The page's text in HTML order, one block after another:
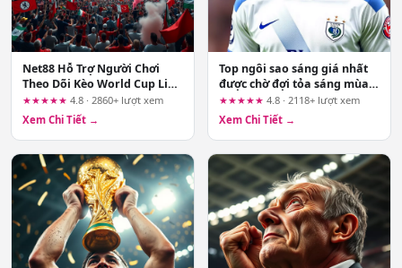
Net88 Hỗ Trợ Người Chơi
Theo Dõi Kèo World Cup Liên
Tục: Cẩm Nang Cho Mùa
Bóng Đỉnh Cao
★★★★★ 4.8 · 2860+ lượt xem
Xem Chi Tiết →
Top ngôi sao sáng giá nhất
được chờ đợi tỏa sáng mùa
hè này
★★★★★ 4.8 · 2118+ lượt xem
Xem Chi Tiết →